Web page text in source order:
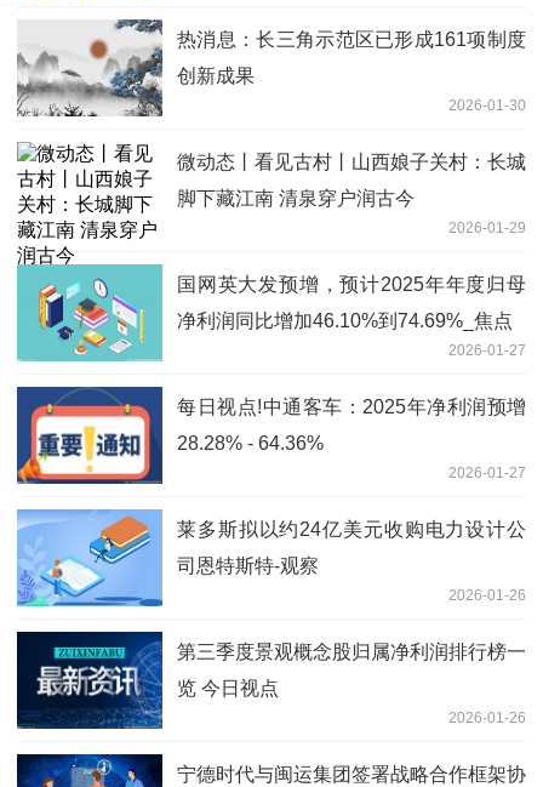
热消息：长三角示范区已形成161项制度
创新成果
2026-01-30
微动态丨看见古村丨山西娘子关村：长城
脚下藏江南 清泉穿户润古今
2026-01-29
国网英大发预增，预计2025年年度归母
净利润同比增加46.10%到74.69%_焦点
2026-01-27
每日视点!中通客车：2025年净利润预增
28.28% - 64.36%
2026-01-27
莱多斯拟以约24亿美元收购电力设计公
司恩特斯特-观察
2026-01-26
第三季度景观概念股归属净利润排行榜一
览 今日视点
2026-01-26
宁德时代与闽运集团签署战略合作框架协